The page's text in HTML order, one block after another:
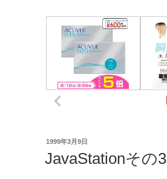
投
日:
1999年3月9日
JavaStationその3